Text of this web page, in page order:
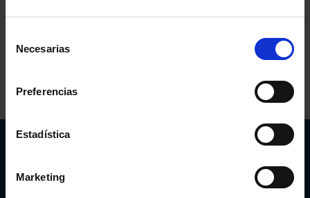
Necesarias
Preferencias
Estadística
Marketing